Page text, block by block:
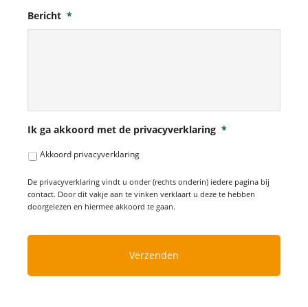
Bericht *
Ik ga akkoord met de privacyverklaring *
Akkoord privacyverklaring
De privacyverklaring vindt u onder (rechts onderin) iedere pagina bij
contact. Door dit vakje aan te vinken verklaart u deze te hebben
doorgelezen en hiermee akkoord te gaan.